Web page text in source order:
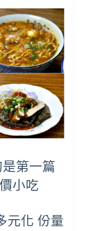
第一篇
小吃
元化 份量